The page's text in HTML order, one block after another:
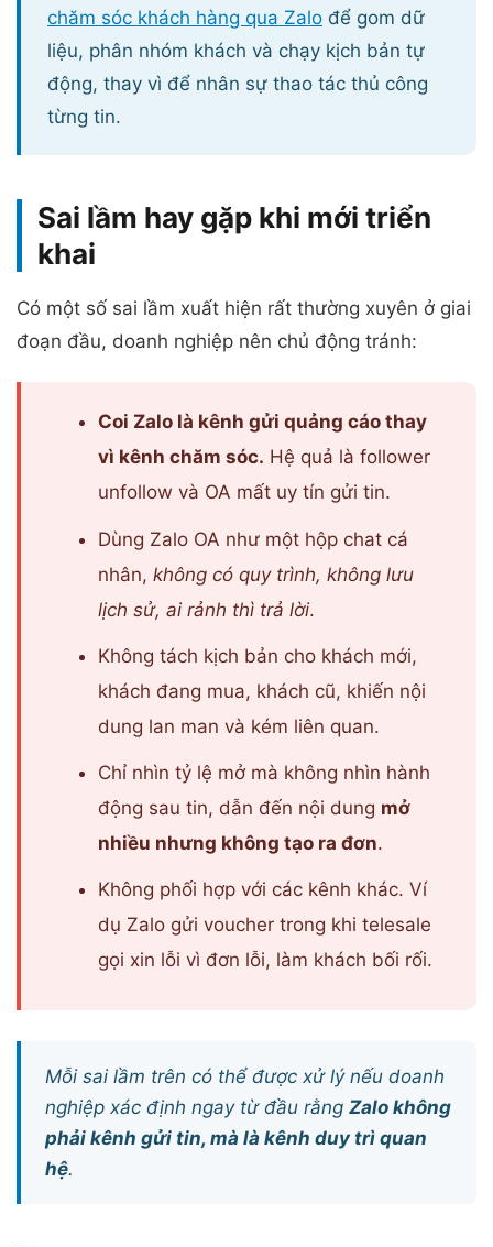
chăm sóc khách hàng qua Zalo để gom dữ
liệu, phân nhóm khách và chạy kịch bản tự
động, thay vì để nhân sự thao tác thủ công
từng tin.
Sai lầm hay gặp khi mới triển
khai
Có một số sai lầm xuất hiện rất thường xuyên ở giai
đoạn đầu, doanh nghiệp nên chủ động tránh:
Coi Zalo là kênh gửi quảng cáo thay
vì kênh chăm sóc. Hệ quả là follower
unfollow và OA mất uy tín gửi tin.
Dùng Zalo OA như một hộp chat cá
nhân,không có quy trình, không lưu
lịch sử, ai rảnh thì trả lời.
Không tách kịch bản cho khách mới,
khách đang mua, khách cũ, khiến nội
dung lan man và kém liên quan.
Chỉ nhìn tỷ lệ mở mà không nhìn hành
động sau tin, dẫn đến nội dung mở
nhiều nhưng không tạo ra đơn.
Không phối hợp với các kênh khác. Ví
dụ Zalo gửi voucher trong khi telesale
gọi xin lỗi vì đơn lỗi, làm khách bối rối.
Mỗi sai lầm trên có thể được xử lý nếu doanh
nghiệp xác định ngay từ đầu rằng Zalo không
phải kênh gửi tin, mà là kênh duy trì quan
hệ.